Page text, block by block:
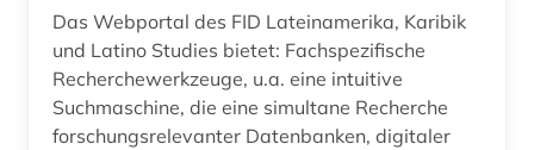
Das Webportal des FID Lateinamerika, Karibik
und Latino Studies bietet: Fachspezifische
Recherchewerkzeuge, u.a. eine intuitive
Suchmaschine, die eine simultane Recherche
forschungsrelevanter Datenbanken, digitaler